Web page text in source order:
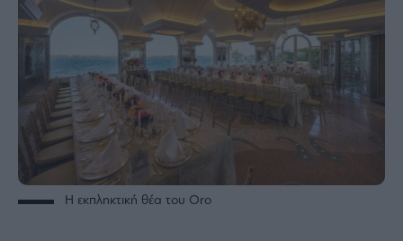
Η εκπληκτική θέα του Oro